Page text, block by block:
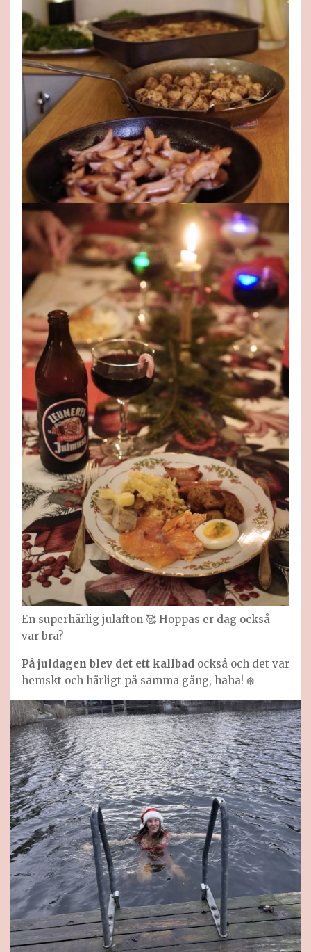
En superhärlig julafton 🥰 Hoppas er dag också
var bra?
På juldagen blev det ett kallbad också och det var
hemskt och härligt på samma gång, haha! ❄️